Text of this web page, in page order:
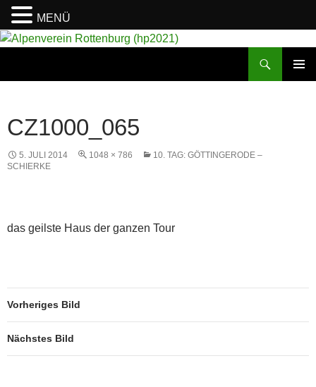
CZ1000_065
5. JULI 2014 1048 × 786
10. TAG: GÖTTINGERODE –
SCHIERKE
das geilste Haus der ganzen Tour
Vorheriges Bild
Nächstes Bild
MENÜ